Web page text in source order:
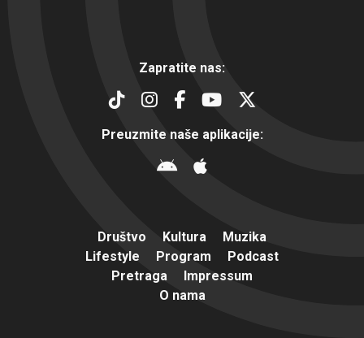
Zapratite nas:
Preuzmite naše aplikacije:
Društvo Kultura
Muzika
Lifestyle
Program
Podcast
Pretraga
Impressum
O nama